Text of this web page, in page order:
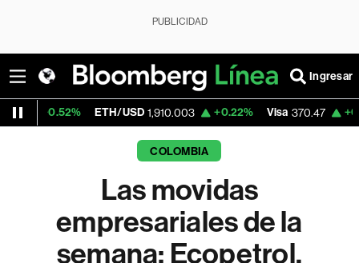
PUBLICIDAD
Ingresar
ETH/USD 1,910.003 +0.22% Visa 370.47 +0.52%
COLOMBIA
Las movidas
empresariales de la
semana: Ecopetrol,